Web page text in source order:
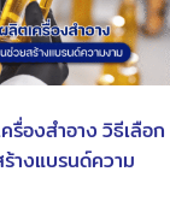
รื่องสำอาง วิธีเลือก
างแบรนด์ความ